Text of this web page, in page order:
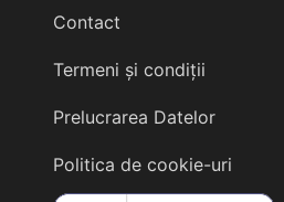
Contact
Termeni și condiții
Prelucrarea Datelor
Politica de cookie-uri